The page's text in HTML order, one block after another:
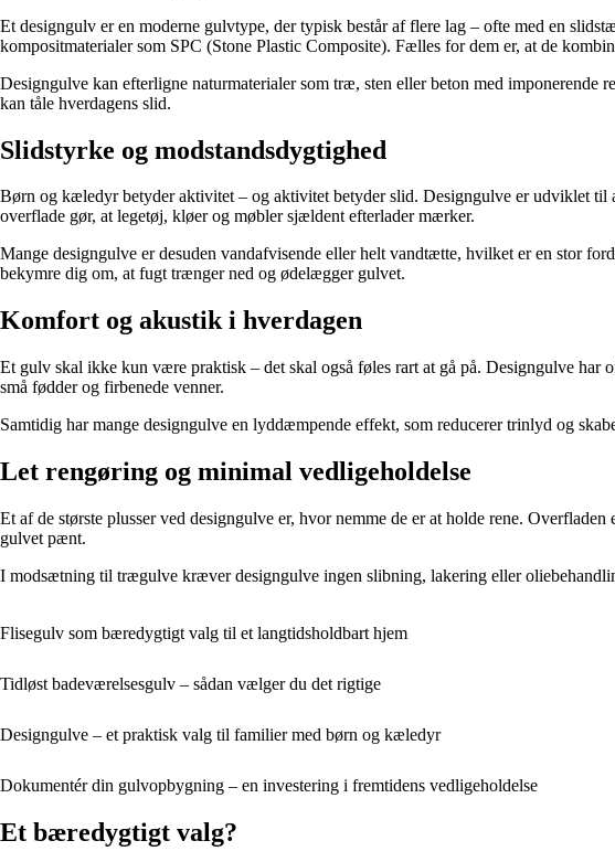
Et designgulv er en moderne gulvtype, der typisk består af flere lag – ofte med en
kompositmaterialer som SPC (Stone Plastic Composite). Fælles for dem er, at de
Designgulve kan efterligne naturmaterialer som træ, sten eller beton med
kan tåle hverdagens slid.
Slidstyrke og modstandsdygtighed
Børn og kæledyr betyder aktivitet – og aktivitet betyder slid. Designgulve er udviklet til
overflade gør, at legetøj, kløer og møbler sjældent efterlader mærker.
Mange designgulve er desuden vandafvisende eller helt vandtætte, hvilket er en stor
bekymre dig om, at fugt trænger ned og ødelægger gulvet.
Komfort og akustik i hverdagen
Et gulv skal ikke kun være praktisk – det skal også føles rart at gå på. Designgulve har
små fødder og firbenede venner.
Samtidig har mange designgulve en lyddæmpende effekt, som reducerer trinlyd og
Let rengøring og minimal vedligeholdelse
Et af de største plusser ved designgulve er, hvor nemme de er at holde rene.
gulvet pænt.
I modsætning til trægulve kræver designgulve ingen slibning, lakering eller
Flisegulv som bæredygtigt valg til et langtidsholdbart hjem
Tidløst badeværelsesgulv – sådan vælger du det rigtige
Designgulve – et praktisk valg til familier med børn og kæledyr
Dokumentér din gulvopbygning – en investering i fremtidens vedligeholdelse
Et bæredygtigt valg?